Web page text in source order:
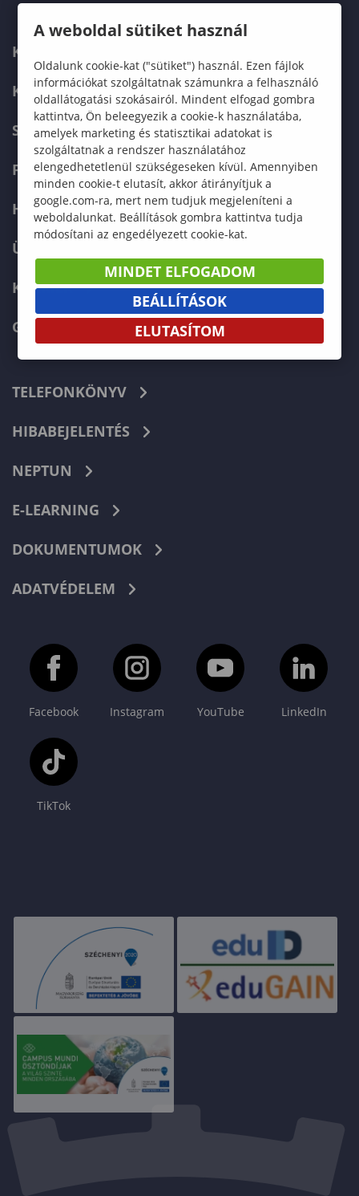
KAPCSOLAT
KÉPZÉSKERESŐ
SZERVEZETI FELÉPÍTÉS
FELVÉTELIZŐKNEK
HALLGATÓKNAK
ÜZLETI PARTNEREKNEK
KARRIER
GREEN UNIVERSITY
TELEFONKÖNYV
HIBABEJELENTÉS
NEPTUN
E-LEARNING
DOKUMENTUMOK
ADATVÉDELEM
Facebook Instagram YouTube LinkedIn
TikTok
A weboldal sütiket használ
Oldalunk cookie-kat ("sütiket") használ. Ezen fájlok
információkat szolgáltatnak számunkra a felhasználó
oldallátogatási szokásairól. Mindent elfogad gombra
kattintva, Ön beleegyezik a cookie-k használatába,
amelyek marketing és statisztikai adatokat is
szolgáltatnak a rendszer használatához
elengedhetetlenül szükségeseken kívül. Amennyiben
minden cookie-t elutasít, akkor átirányítjuk a
google.com-ra, mert nem tudjuk megjeleníteni a
weboldalunkat. Beállítások gombra kattintva tudja
módosítani az engedélyezett cookie-kat.
MINDET ELFOGADOM
BEÁLLÍTÁSOK
ELUTASÍTOM